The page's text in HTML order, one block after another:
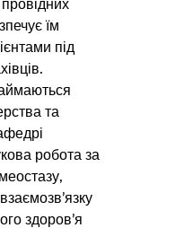
їм
під
та
робота за
здоров’я